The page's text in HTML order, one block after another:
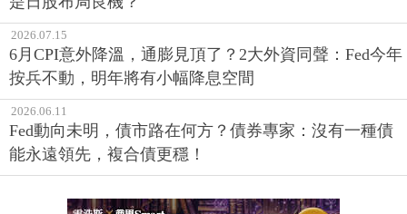
2026.07.15
6月CPI意外降溫，通膨見頂了？2大外資同聲：Fed今年
按兵不動，明年將有小幅降息空間
2026.06.11
Fed動向未明，債市路在何方？債券專家：沒有一種債
能永遠領先，複合債更穩！